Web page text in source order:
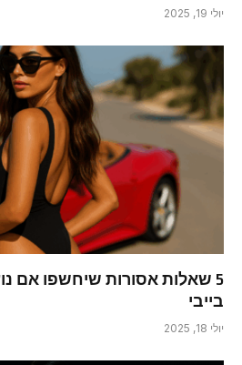
יולי 19, 2025
5 שאלות אסורות שיחשפו אם
בייבי
יולי 18, 2025